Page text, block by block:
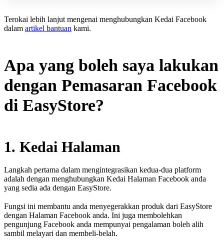
Terokai lebih lanjut mengenai menghubungkan Kedai Facebook
dalam artikel bantuan kami.
Apa yang boleh saya lakukan
dengan Pemasaran Facebook
di EasyStore?
1. Kedai Halaman
Langkah pertama dalam mengintegrasikan kedua-dua platform
adalah dengan menghubungkan Kedai Halaman Facebook anda
yang sedia ada dengan EasyStore.
Fungsi ini membantu anda menyegerakkan produk dari EasyStore
dengan Halaman Facebook anda. Ini juga membolehkan
pengunjung Facebook anda mempunyai pengalaman boleh alih
sambil melayari dan membeli-belah.